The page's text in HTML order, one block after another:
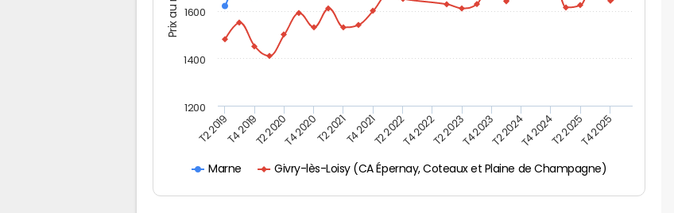
Marne Givry-lès-Loisy (CA Épernay, Coteaux et Plaine de Champagne)
T2 2019T4 2019T2 2020T4 2020T2 2021T4 2021T2 2022T4 2022T2 2023T4 2023T2 2024T4 2024T2 2025T4 2025
1200
1400
1600